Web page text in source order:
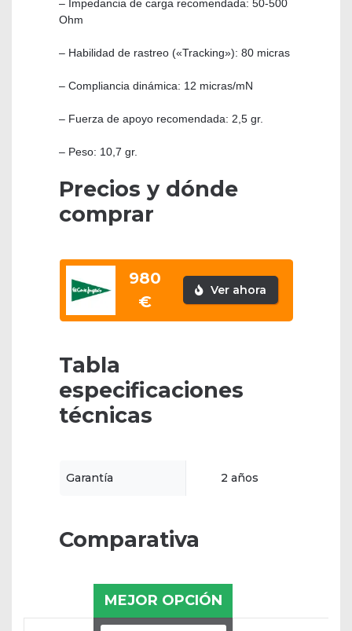
– Impedancia de carga recomendada: 50-500
Ohm
– Habilidad de rastreo («Tracking»): 80 micras
– Compliancia dinámica: 12 micras/mN
– Fuerza de apoyo recomendada: 2,5 gr.
– Peso: 10,7 gr.
Precios y dónde
comprar
980
€
Ver ahora
Tabla
especificaciones
técnicas
Garantía 2 años
Comparativa
MEJOR OPCIÓN